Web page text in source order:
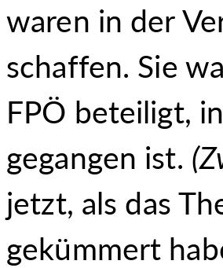
waren in der
schaffen. Sie
FPÖ beteiligt,
gegangen ist.
jetzt, als das
gekümmert